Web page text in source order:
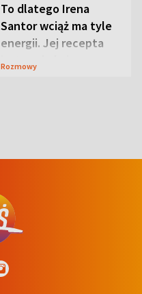
To dlatego Irena
Santor wciąż ma tyle
energii. Jej recepta
jest zaskakująco
Rozmowy